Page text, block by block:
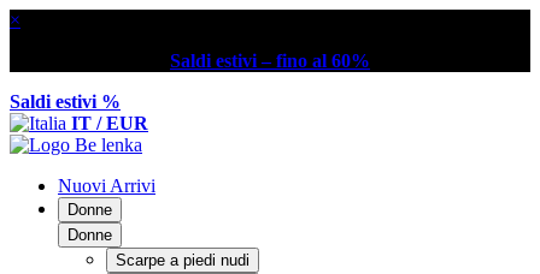
×
Saldi estivi – fino al 60%
Saldi estivi %
IT / EUR
Nuovi Arrivi
Donne
Donne
Scarpe a piedi nudi